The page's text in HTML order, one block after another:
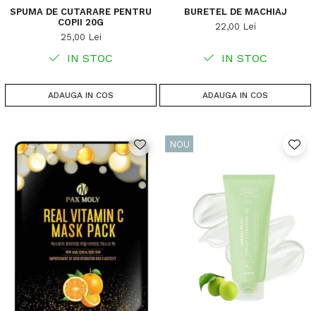
SPUMA DE CUTARARE PENTRU
COPII 20G
25,00 Lei
IN STOC
ADAUGA IN COS
BURETEL DE MACHIAJ
22,00 Lei
IN STOC
ADAUGA IN COS
NOU